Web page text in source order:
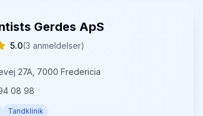
Gerdes ApS
5.0(3 anmeldelser)
27A, 7000 Fredericia
08 98
Tandklinik